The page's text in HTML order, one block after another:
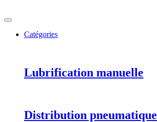
Catégories
Lubrification manuelle
Distribution pneumatique